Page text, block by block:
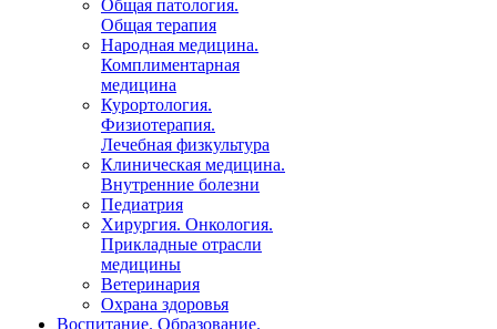
Общая патология.
Общая терапия
Народная медицина.
Комплиментарная
медицина
Курортология.
Физиотерапия.
Лечебная физкультура
Клиническая медицина.
Внутренние болезни
Педиатрия
Хирургия. Онкология.
Прикладные отрасли
медицины
Ветеринария
Охрана здоровья
Воспитание. Образование.